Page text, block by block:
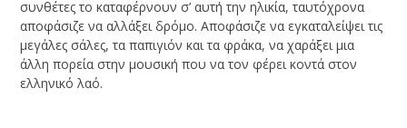
συνθέτες το καταφέρνουν σ’ αυτή την ηλικία, ταυτόχρονα
αποφάσιζε να αλλάξει δρόμο. Αποφάσιζε να εγκαταλείψει τις
μεγάλες σάλες, τα παπιγιόν και τα φράκα, να χαράξει μια
άλλη πορεία στην μουσική που να τον φέρει κοντά στον
ελληνικό λαό.